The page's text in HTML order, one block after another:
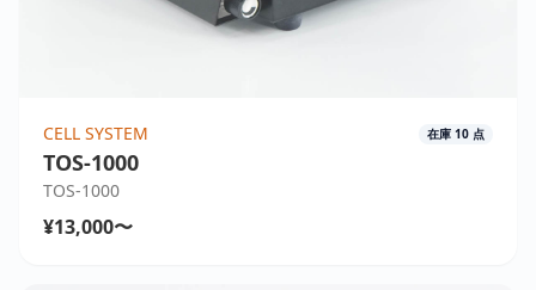
CELL SYSTEM 在庫 10 点
TOS-1000
TOS-1000
¥13,000〜